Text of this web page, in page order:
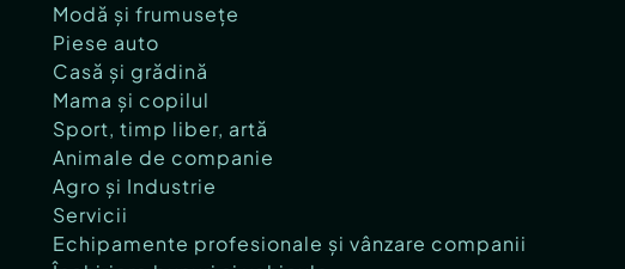
Modă și frumusețe
Piese auto
Casă și grădină
Mama și copilul
Sport, timp liber, artă
Animale de companie
Agro și Industrie
Servicii
Echipamente profesionale și vânzare companii